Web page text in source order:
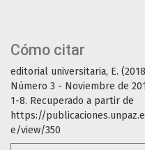
Cómo citar
editorial universitaria, E.
Número 3 - Noviembre de
1-8. Recuperado a partir de
https://
e/view/350